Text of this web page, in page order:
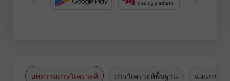
บทความการวิเคราะห์ การวิเคราะห์พื้นฐาน แผนการซื้